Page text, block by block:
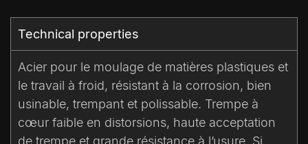
Technical properties​
Acier pour le moulage de matières plastiques et
le travail à froid, résistant à la corrosion, bien
usinable, trempant et polissable. Trempe à
cœur faible en distorsions, haute acceptation
de trempe et grande résistance à l’usure. Si